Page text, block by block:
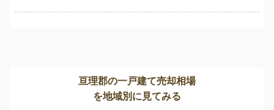
亘理郡の一戸建て売却相場
を地域別に見てみる